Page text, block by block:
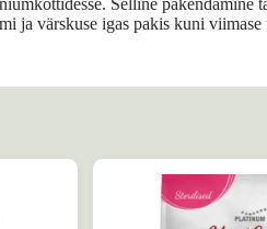
Selline
ja värskuse igas pakis kuni viimase